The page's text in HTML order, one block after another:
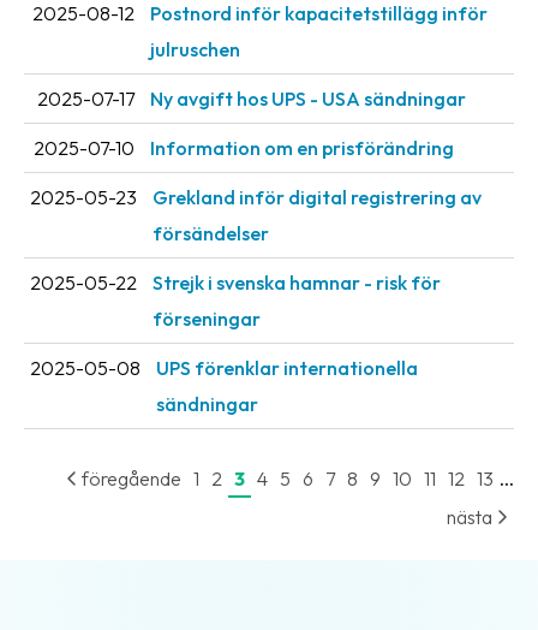
2025-08-12
Postnord inför kapacitetstillägg inför
julruschen
2025-07-17 Ny avgift hos UPS - USA sändningar
2025-07-10 Information om en prisförändring
2025-05-23
Grekland inför digital registrering av
försändelser
2025-05-22
Strejk i svenska hamnar - risk för
förseningar
2025-05-08
UPS förenklar internationella
sändningar
föregående 1 2 3 4 5 6 7 8 9 10 11 12 13 ...
nästa